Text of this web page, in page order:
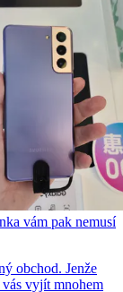
vám pak nemusí
obchod. Jenže
vás vyjít mnohem